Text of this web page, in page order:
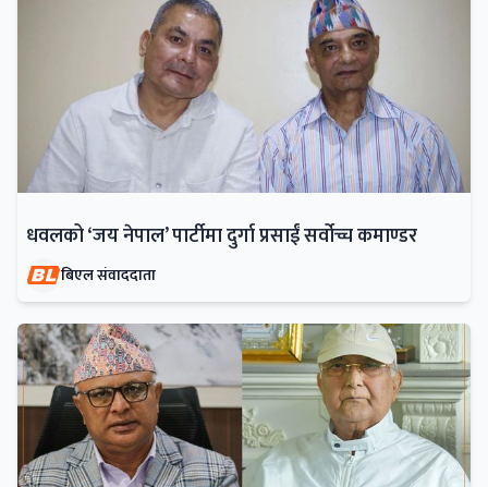
धवलको ‘जय नेपाल’ पार्टीमा दुर्गा प्रसाईं सर्वोच्च कमाण्डर
बिएल संवाददाता